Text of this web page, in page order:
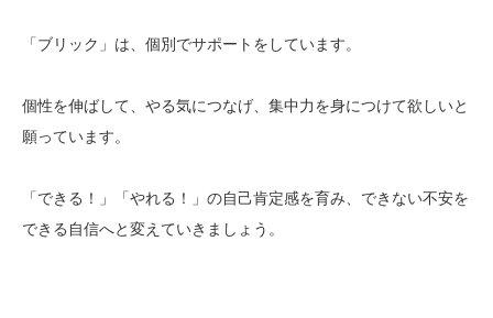
「ブリック」は、個別でサポートをしています。
個性を伸ばして、やる気につなげ、集中力を身につけて欲しいと
願っています。
「できる！」「やれる！」の自己肯定感を育み、できない不安を
できる自信へと変えていきましょう。